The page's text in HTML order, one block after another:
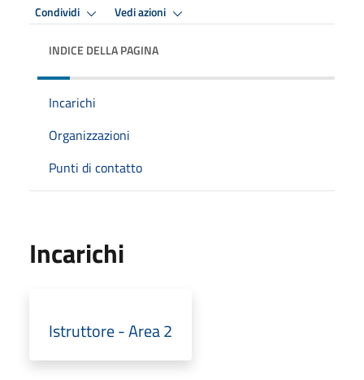
Condividi Vedi azioni
INDICE DELLA PAGINA
Incarichi
Organizzazioni
Punti di contatto
Incarichi
Istruttore - Area 2